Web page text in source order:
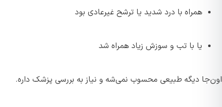
همراه با درد شدید یا ترشح غیرعادی بود
یا با تب و سوزش زیاد همراه شد
اون‌جا دیگه طبیعی محسوب نمی‌شه و نیاز به بررسی پزشک داره.